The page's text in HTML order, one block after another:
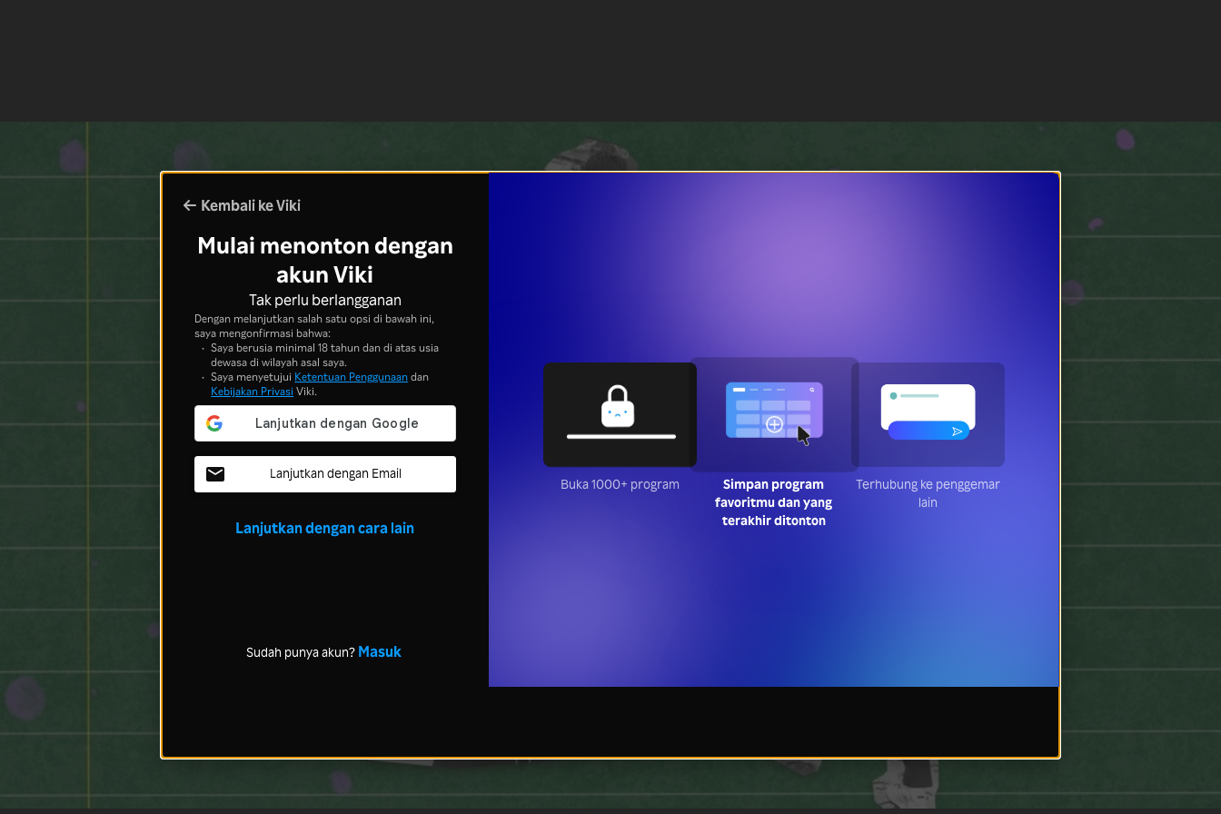
Kembali ke Viki
Mulai menonton dengan
akun Viki
Tak perlu berlangganan
Dengan melanjutkan salah satu opsi di bawah ini,
saya mengonfirmasi bahwa:
Saya berusia minimal 18 tahun dan di atas usia
dewasa di wilayah asal saya.
Saya menyetujui Ketentuan Penggunaandan
Kebijakan Privasi Viki.
Lanjutkan dengan Email
Lanjutkan dengan cara lain
Sudah punya akun? Masuk
Buka 1000+ program
Simpan program
favoritmu dan yang
terakhir ditonton
Terhubung ke penggemar
lain